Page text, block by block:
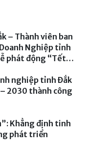
– Thành viên ban
Nghiệp tỉnh
phát động “Tết
nghiệp tỉnh Đắk
2030 thành công
Khẳng định tinh
phát triển